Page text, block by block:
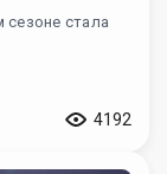
стала
4192